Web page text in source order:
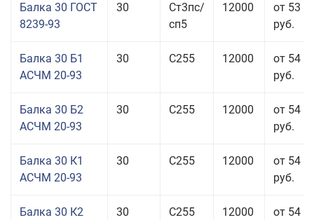
Балка 30 ГОСТ
8239-93
30
Ст3пс/
сп5
12000
от 53
руб.
Балка 30 Б1
АСЧМ 20-93
30 С255 12000
от 54
руб.
Балка 30 Б2
АСЧМ 20-93
30 С255 12000
от 54
руб.
Балка 30 К1
АСЧМ 20-93
30 С255 12000
от 54
руб.
Балка 30 К2
30 С255 12000
от 54